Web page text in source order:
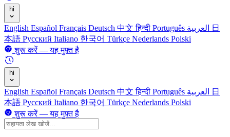
hi
English Español Français Deutsch 中文हिन्दी Português
日
本語 Русский Italiano 한국어 Türkçe Nederlands Polski
शुरू करें — यह मुफ़्त है
hi
English Español Français Deutsch 中文हिन्दी Português
日
本語 Русский Italiano 한국어 Türkçe Nederlands Polski
शुरू करें — यह मुफ़्त है